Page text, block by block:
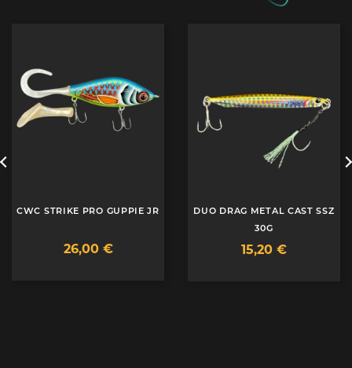
CWC STRIKE PRO GUPPIE JR
26,00 €
DUO DRAG METAL CAST SSZ
30G
15,20 €